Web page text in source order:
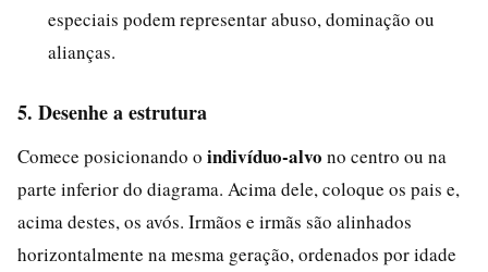
especiais podem representar abuso, dominação ou
alianças.
5. Desenhe a estrutura
Comece posicionando o indivíduo-alvo no centro ou na
parte inferior do diagrama. Acima dele, coloque os pais e,
acima destes, os avós. Irmãos e irmãs são alinhados
horizontalmente na mesma geração, ordenados por idade